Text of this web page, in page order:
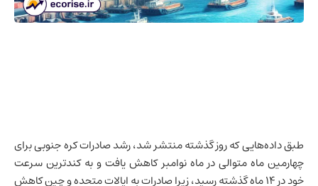
طبق داده‌هایی که روز گذشته منتشر شد، رشد صادراتکره جنوبیبرای
چهارمین ماه متوالی در ماه نوامبر کاهش یافت و به کندترین سرعت
خود در ۱۴ ماه گذشته رسید، زیرا صادرات به
ایالات متحدهوچینکاهش